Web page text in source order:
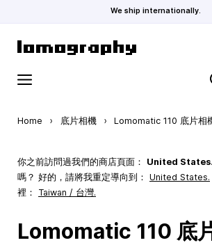
We ship internationally.
Home › 底片相機 › Lomomatic 110 底片相
你之前訪問過我們的商店頁面： United States
嗎？ 好的，請將我重定導向到： United States.
裡： Taiwan / 台灣.
Lomomatic 110 底